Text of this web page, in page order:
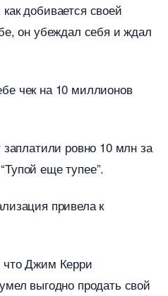
добивается своей
он убеждал себя и ждал
чек на 10 миллионо
ровно 10 млн за
еще тупее”.
привела к
что Джим Керри
выгодно продать свой